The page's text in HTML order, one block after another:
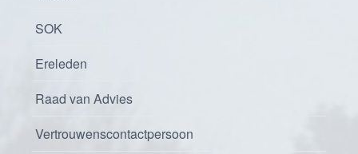
SOK
Ereleden
Raad van Advies
Vertrouwenscontactpersoon